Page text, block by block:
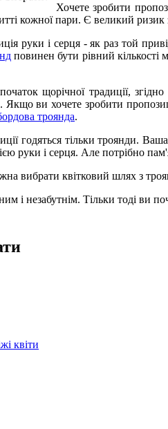
Хочете зробити
кожної пари. Є великий
руки і серця - як раз той
повинен бути рівний кількості
щорічної традиції,
Якщо ви хочете зробити
троянда.
годяться тільки троянди.
руки і серця. Але потрібно
вибрати квітковий шлях з
і незабутнім. Тільки тоді ви
квіти